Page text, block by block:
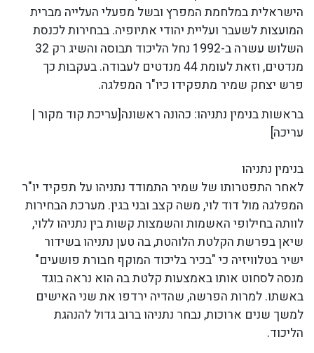
הישראלית במלחמת המפרץ ובשל מפעלי העלייה מברית
המועצות לשעבר ועליית יהודי אתיופיה. בבחירות לכנסת
השלוש עשרה ב-1992 נחל הליכוד תבוסה והשיג רק 32
מנדטים, וזאת לעומת 44 מנדטים לעבודה. בעקבות כך
פרש יצחק שמיר מתפקידו כיו"ר המפלגה.
בראשות בנימין נתניהו: כהונה ראשונה[עריכת קוד מקור |
עריכה]
בנימין נתניהו
לאחר התפטרותו של שמיר התמודד נתניהו על תפקיד יו"ר
המפלגה מול דוד לוי, משה קצב ובני בגין. מערכת הבחירות
לוותה בחילופי האשמות והשמצות קשות בין נתניהו ללוי,
שיאן בפרשת הקלטת הלוהטת, בה טען נתניהו בשידור
ישיר בטלוויזיה כי "בכיר בליכוד המוקף חבורת פושעים"
מנסה לסחוט אותו באמצעות קלטת בה הוא נראה בוגד
באשתו. למרות הפרשה, שהדיה ירדפו את שני האישים
למשך שנים ארוכות, נבחר נתניהו ברוב גדול להנהגת
הליכוד.